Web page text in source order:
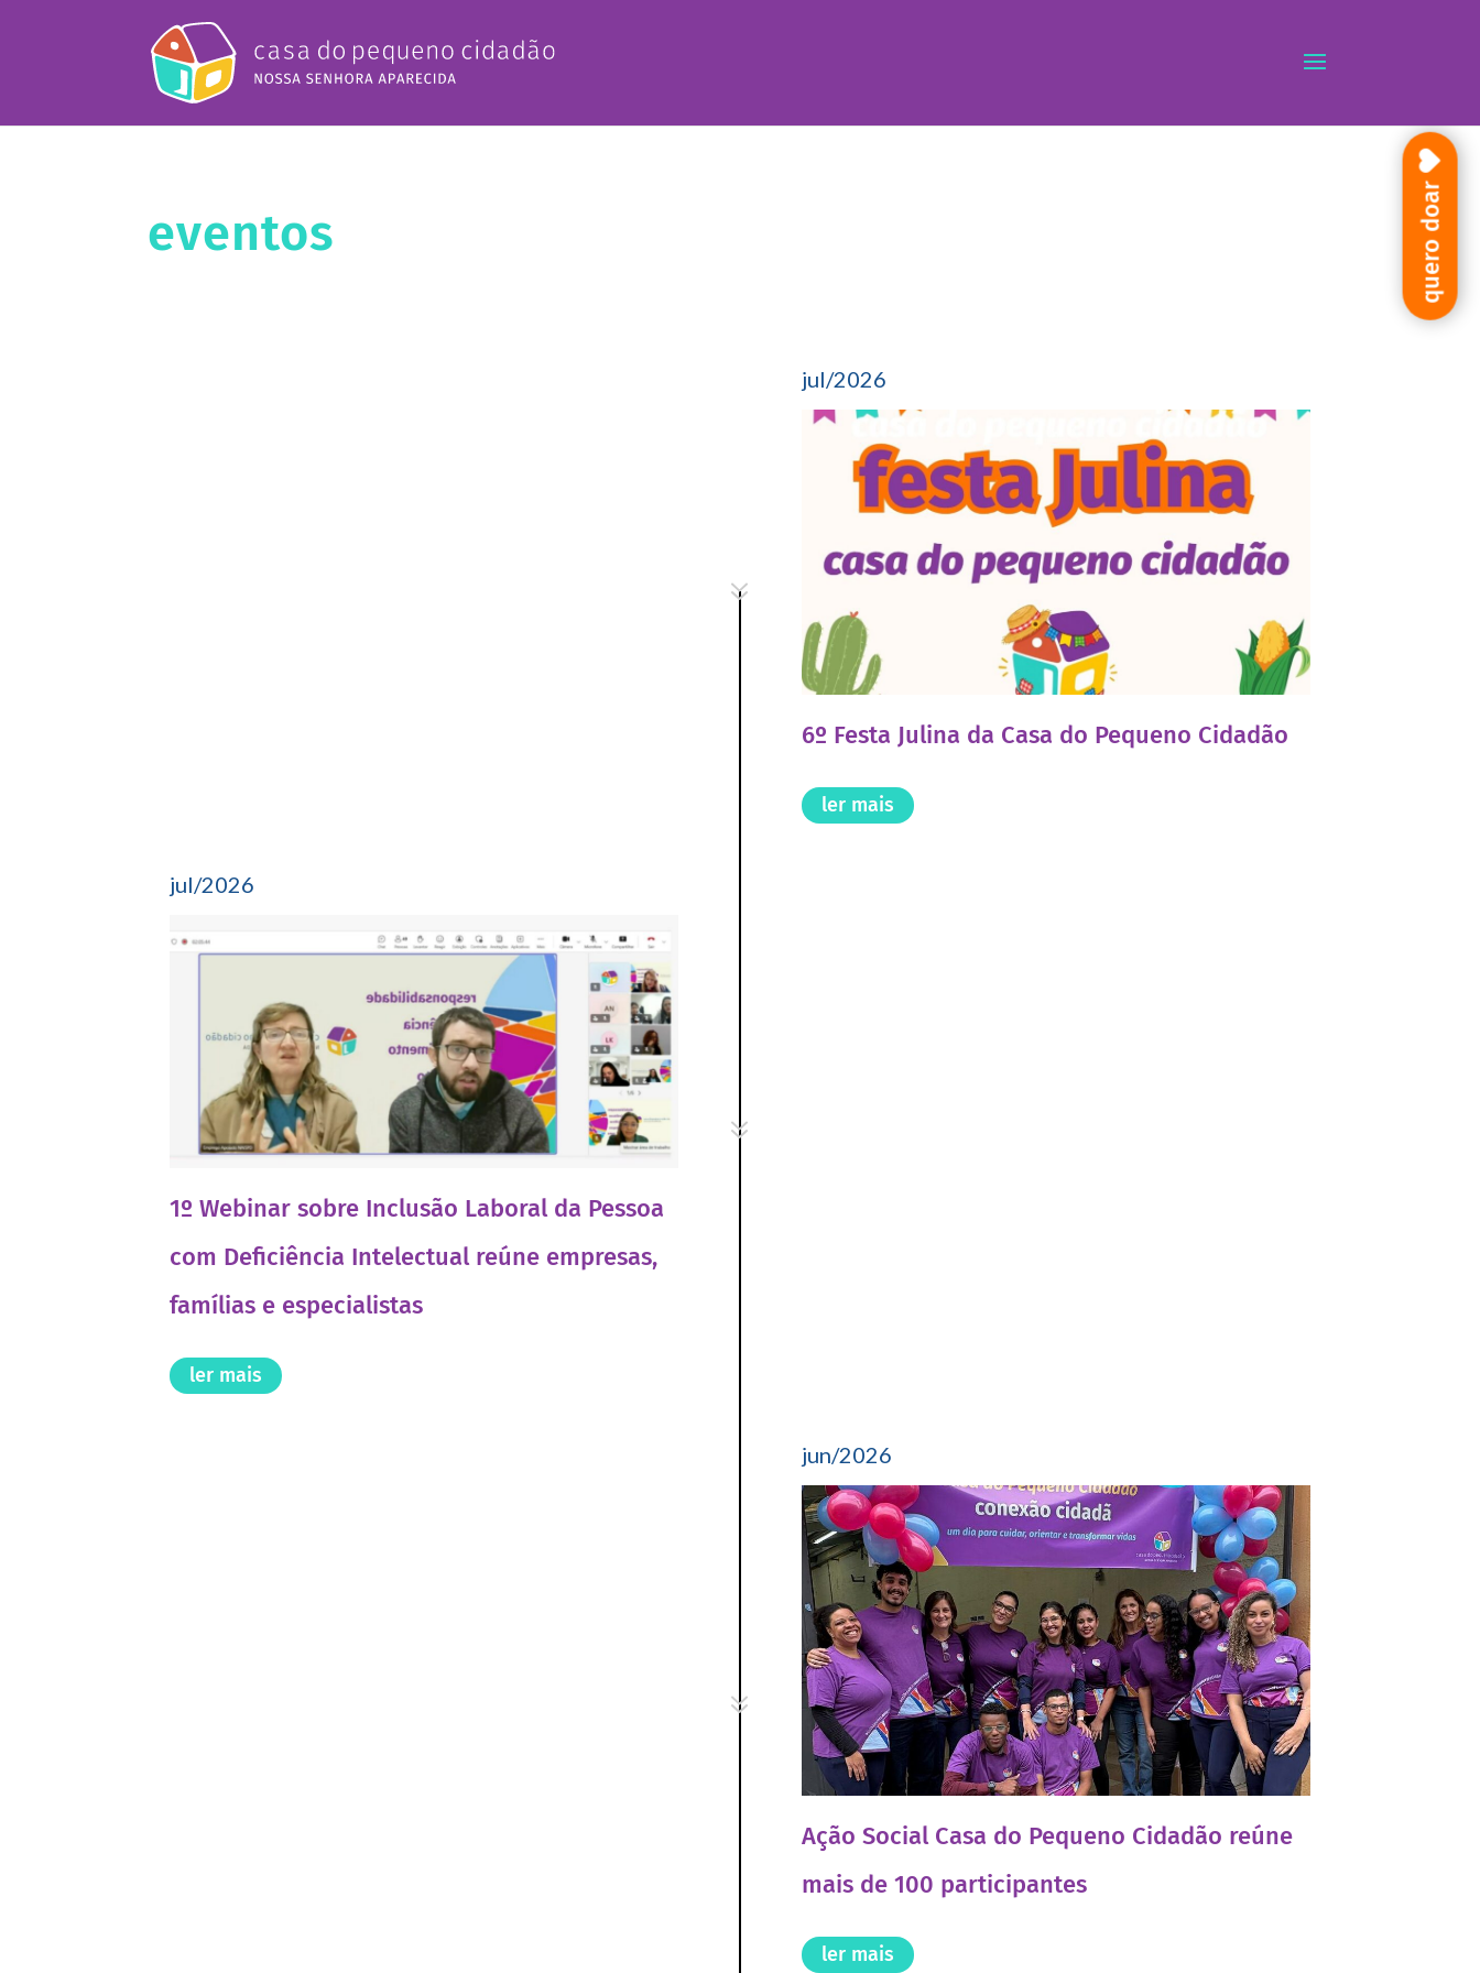
eventos
7
jul/2026
6º Festa Julina da Casa do Pequeno Cidadão
ler mais
7
jul/2026
1º Webinar sobre Inclusão Laboral da Pessoa
com Deficiência Intelectual reúne empresas,
famílias e especialistas
ler mais
7
jun/2026
Ação Social Casa do Pequeno Cidadão reúne
mais de 100 participantes
ler mais
quero doar